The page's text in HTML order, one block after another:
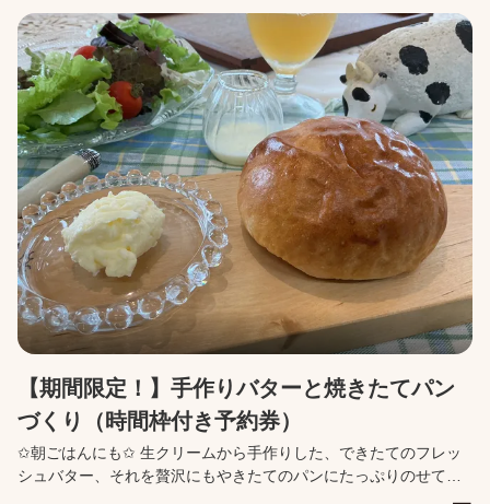
了承ください。 【営業時間】 平日 10:00～16:30 土日祝 10:00
～17:00 【イベント期間】 2026年3月6日(金）～ 【料金につい
て】 800円(3歳～) ※2歳以下は入場無料 ※3歳以下は、必ず保護者
（18歳以上/有料）同伴でご入場ください。 【購入に関して】 カ
レンダーより来園予定日を指定して購入ください。 来園予定日当
日に利用できなかった場合でも、来園予定日からイベント終了日
までチケットは有効です。 チケットの購入をキャンセルしたい場
合は、来園予定日の前日23:59まで無料でキャンセルが可能です。
キャンセルは、購入後に届くメールの「マイページ」から行って
ください。
【期間限定！】手作りバターと焼きたてパン
づくり（時間枠付き予約券）
✩朝ごはんにも✩ 生クリームから手作りした、できたてのフレッ
シュバター、それを贅沢にもやきたてのパンにたっぷりのせて味